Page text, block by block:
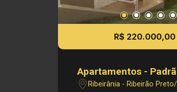
R$ 220.000,00
Apartamentos -
Ribeirânia - Ribeirão